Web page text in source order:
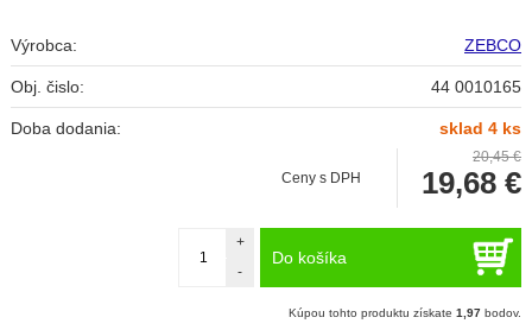
Výrobca: ZEBCO
Obj. čislo: 44 0010165
Doba dodania: sklad 4 ks
Ceny s DPH
20,45 €
19,68 €
Do košíka
-
+
Kúpou tohto produktu získate1,97 bodov.